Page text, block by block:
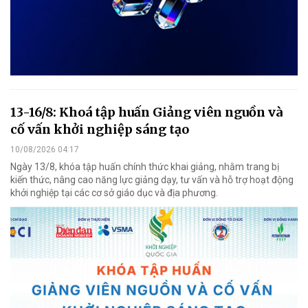
13-16/8: Khoá tập huấn Giảng viên nguồn và
cố vấn khởi nghiệp sáng tạo
10/08/2026 04:17
Ngày 13/8, khóa tập huấn chính thức khai giảng, nhằm trang bị
kiến thức, nâng cao năng lực giảng dạy, tư vấn và hỗ trợ hoạt động
khởi nghiệp tại các cơ sở giáo dục và địa phương.